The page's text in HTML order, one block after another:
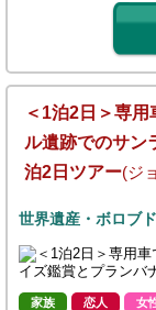
＜1泊2日＞専
ル遺跡でのサン
泊2日ツアー(ジ
世界遺産・ボロブ
家族 恋人 女